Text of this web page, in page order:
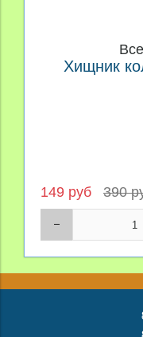
Хищник
149 руб 390